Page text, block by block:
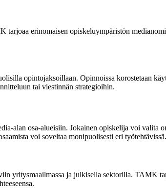
tarjoaa erinomaisen opiskeluympäristön
opintojaksoillaan. Opinnoissa korostetaan
tai viestinnän strategioihin.
alan osa-alueisiin. Jokainen opiskelija voi valita
voi soveltaa monipuolisesti eri työtehtävissä.
yritysmaailmassa ja julkisella sektorilla. TAMK